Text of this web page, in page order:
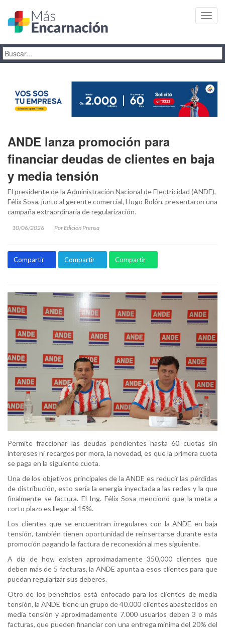
ANDE lanza promoción para
financiar deudas de clientes en baja
y media tensión
El presidente de la Administración Nacional de Electricidad (ANDE),
Félix Sosa, junto al gerente comercial, Hugo Rolón, presentaron una
campaña extraordinaria de regularización.
10/06/2026 Por Edicion Prensa
Compartir Compartir Compartir
Permite fraccionar las deudas pendientes hasta 60 cuotas sin
intereses ni recargos por mora, la novedad, es que la primera cuota
se paga en la siguiente cuota.
Una de los objetivos principales de la ANDE es reducir las pérdidas
de distribución, esto sería la energía inyectada a las redes y la que
finalmente se factura. El Ing. Félix Sosa mencionó que la meta a
corto plazo es llegar al 15%.
Los clientes que se encuentran irregulares con la ANDE en baja
tensión, también tienen oportunidad de reinsertarse durante esta
promoción pagando la factura de reconexión al mes siguiente.
A día de hoy, existen aproximadamente 350.000 clientes que
deben más de 5 facturas, la ANDE apunta a esos clientes para que
puedan regularizar sus deberes.
Otro de los beneficios está enfocado para los clientes de media
tensión, la ANDE tiene un grupo de 40.000 clientes abastecidos en
media tensión y aproximadamente 7.000 usuarios deben 3 o más
facturas, que pueden financiar con una entrega mínima del 20% del